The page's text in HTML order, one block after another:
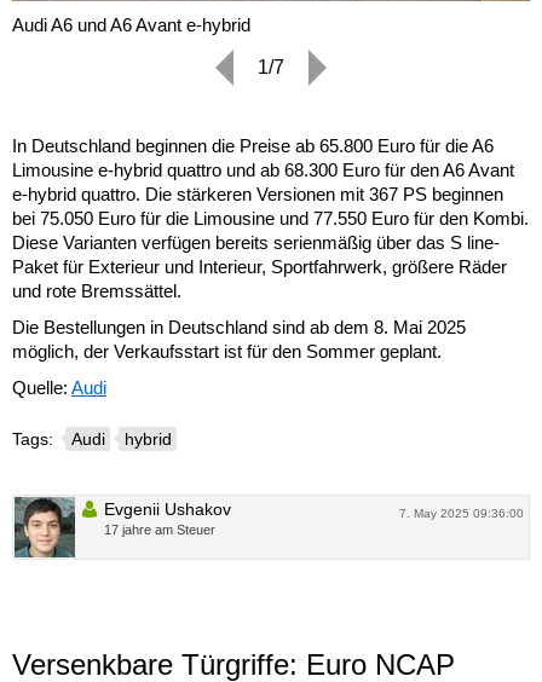
Audi A6 und A6 Avant e-hybrid
1/7
In Deutschland beginnen die Preise ab 65.800 Euro für die A6
Limousine e-hybrid quattro und ab 68.300 Euro für den A6 Avant
e-hybrid quattro. Die stärkeren Versionen mit 367 PS beginnen
bei 75.050 Euro für die Limousine und 77.550 Euro für den Kombi.
Diese Varianten verfügen bereits serienmäßig über das S line-
Paket für Exterieur und Interieur, Sportfahrwerk, größere Räder
und rote Bremssättel.
Die Bestellungen in Deutschland sind ab dem 8. Mai 2025
möglich, der Verkaufsstart ist für den Sommer geplant.
Quelle: Audi
Tags: Audi hybrid
7. May 2025 09:36:00
Evgenii Ushakov
17 jahre am Steuer
Versenkbare Türgriffe: Euro NCAP